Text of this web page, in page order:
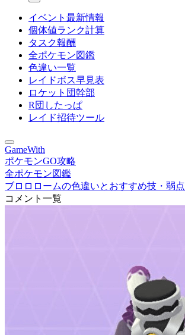
イベント最新情報
個体値ランク計算
タスク報酬
全ポケモン図鑑
色違い一覧
レイドボス早見表
ロケット団幹部
R団したっぱ
レイド招待ツール
GameWith
ポケモンGO攻略
全ポケモン図鑑
ブロロロームの色違いとおすすめ技・弱点
コメント一覧